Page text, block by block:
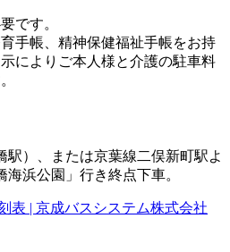
です。
手帳、精神保健福祉手帳をお持
によりご本人様と介護の駐車料
駅）、または京葉線二俣新町駅よ
浜公園」行き終点下車。
表 | 京成バスシステム株式会社